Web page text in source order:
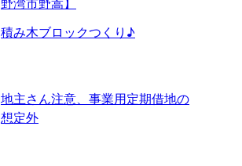
野湾市野嵩】
積み木ブロックつくり♪
地主さん注意、事業用定期借地の
想定外